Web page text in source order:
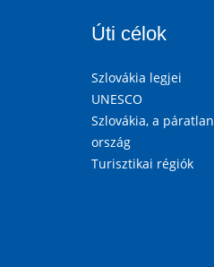
Úti célok
Szlovákia legjei
UNESCO
Szlovákia, a páratlan
ország
Turisztikai régiók